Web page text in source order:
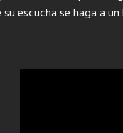
escucha se haga a